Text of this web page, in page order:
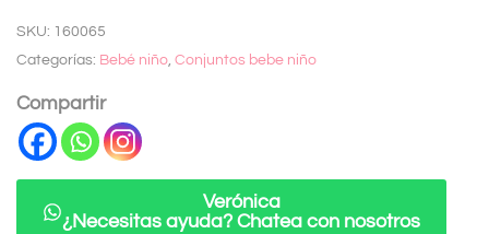
e
r
n
a
SKU: 160065
Categorías: Bebé niño, Conjuntos bebe niño
Compartir
Verónica
¿Necesitas ayuda? Chatea con nosotros